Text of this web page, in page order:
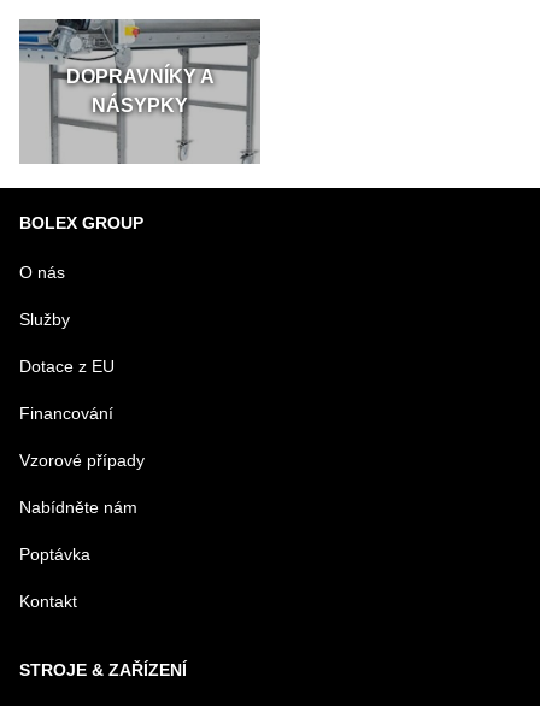
DOPRAVNÍKY A
NÁSYPKY
BOLEX GROUP
O nás
Služby
Dotace z EU
Financování
Vzorové případy
Nabídněte nám
Poptávka
Kontakt
STROJE & ZAŘÍZENÍ